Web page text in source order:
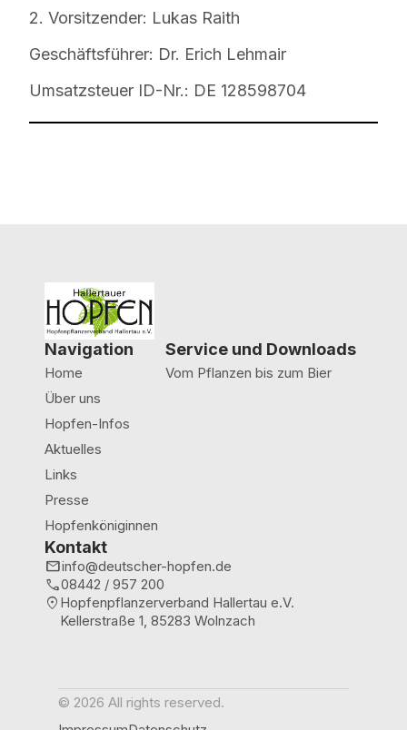
2. Vorsitzender: Lukas Raith
Geschäftsführer: Dr. Erich Lehmair
Umsatzsteuer ID-Nr.: DE 128598704
Navigation
Home
Über uns
Hopfen-Infos
Aktuelles
Links
Presse
Hopfenköniginnen
Service und Downloads
Vom Pflanzen bis zum Bier
Kontakt
mailinfo@deutscher-hopfen.de
call08442 / 957 200
location_on Hopfenpflanzerverband Hallertau e.V.
Kellerstraße 1, 85283 Wolnzach
© 2026 All rights reserved.